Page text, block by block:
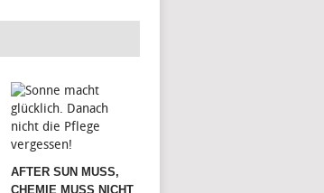
AFTER SUN MUSS,
CHEMIE MUSS NICHT